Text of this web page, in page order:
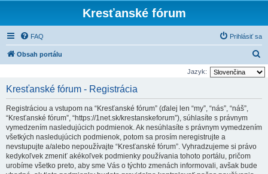
Kresťanské fórum
FAQ Prihlásiť sa
Obsah portálu
ľ
Jazyk:
Kresťanské fórum - Registrácia
Registráciou a vstupom na “Kresťanské fórum” (ďalej len “my”, “nás”, “náš”,
“Kresťanské fórum”, “https://1net.sk/krestanskeforum”), súhlasíte s právnym
vymedzením nasledujúcich podmienok. Ak nesúhlasíte s právnym vymedzením
všetkých nasledujúcich podmienok, potom sa prosím neregistrujte a
nevstupujte a/alebo nepoužívajte “Kresťanské fórum”. Vyhradzujeme si právo
kedykoľvek zmeniť akékoľvek podmienky používania tohoto portálu, pričom
urobíme všetko preto, aby sme Vás o týchto zmenách informovali, avšak bude